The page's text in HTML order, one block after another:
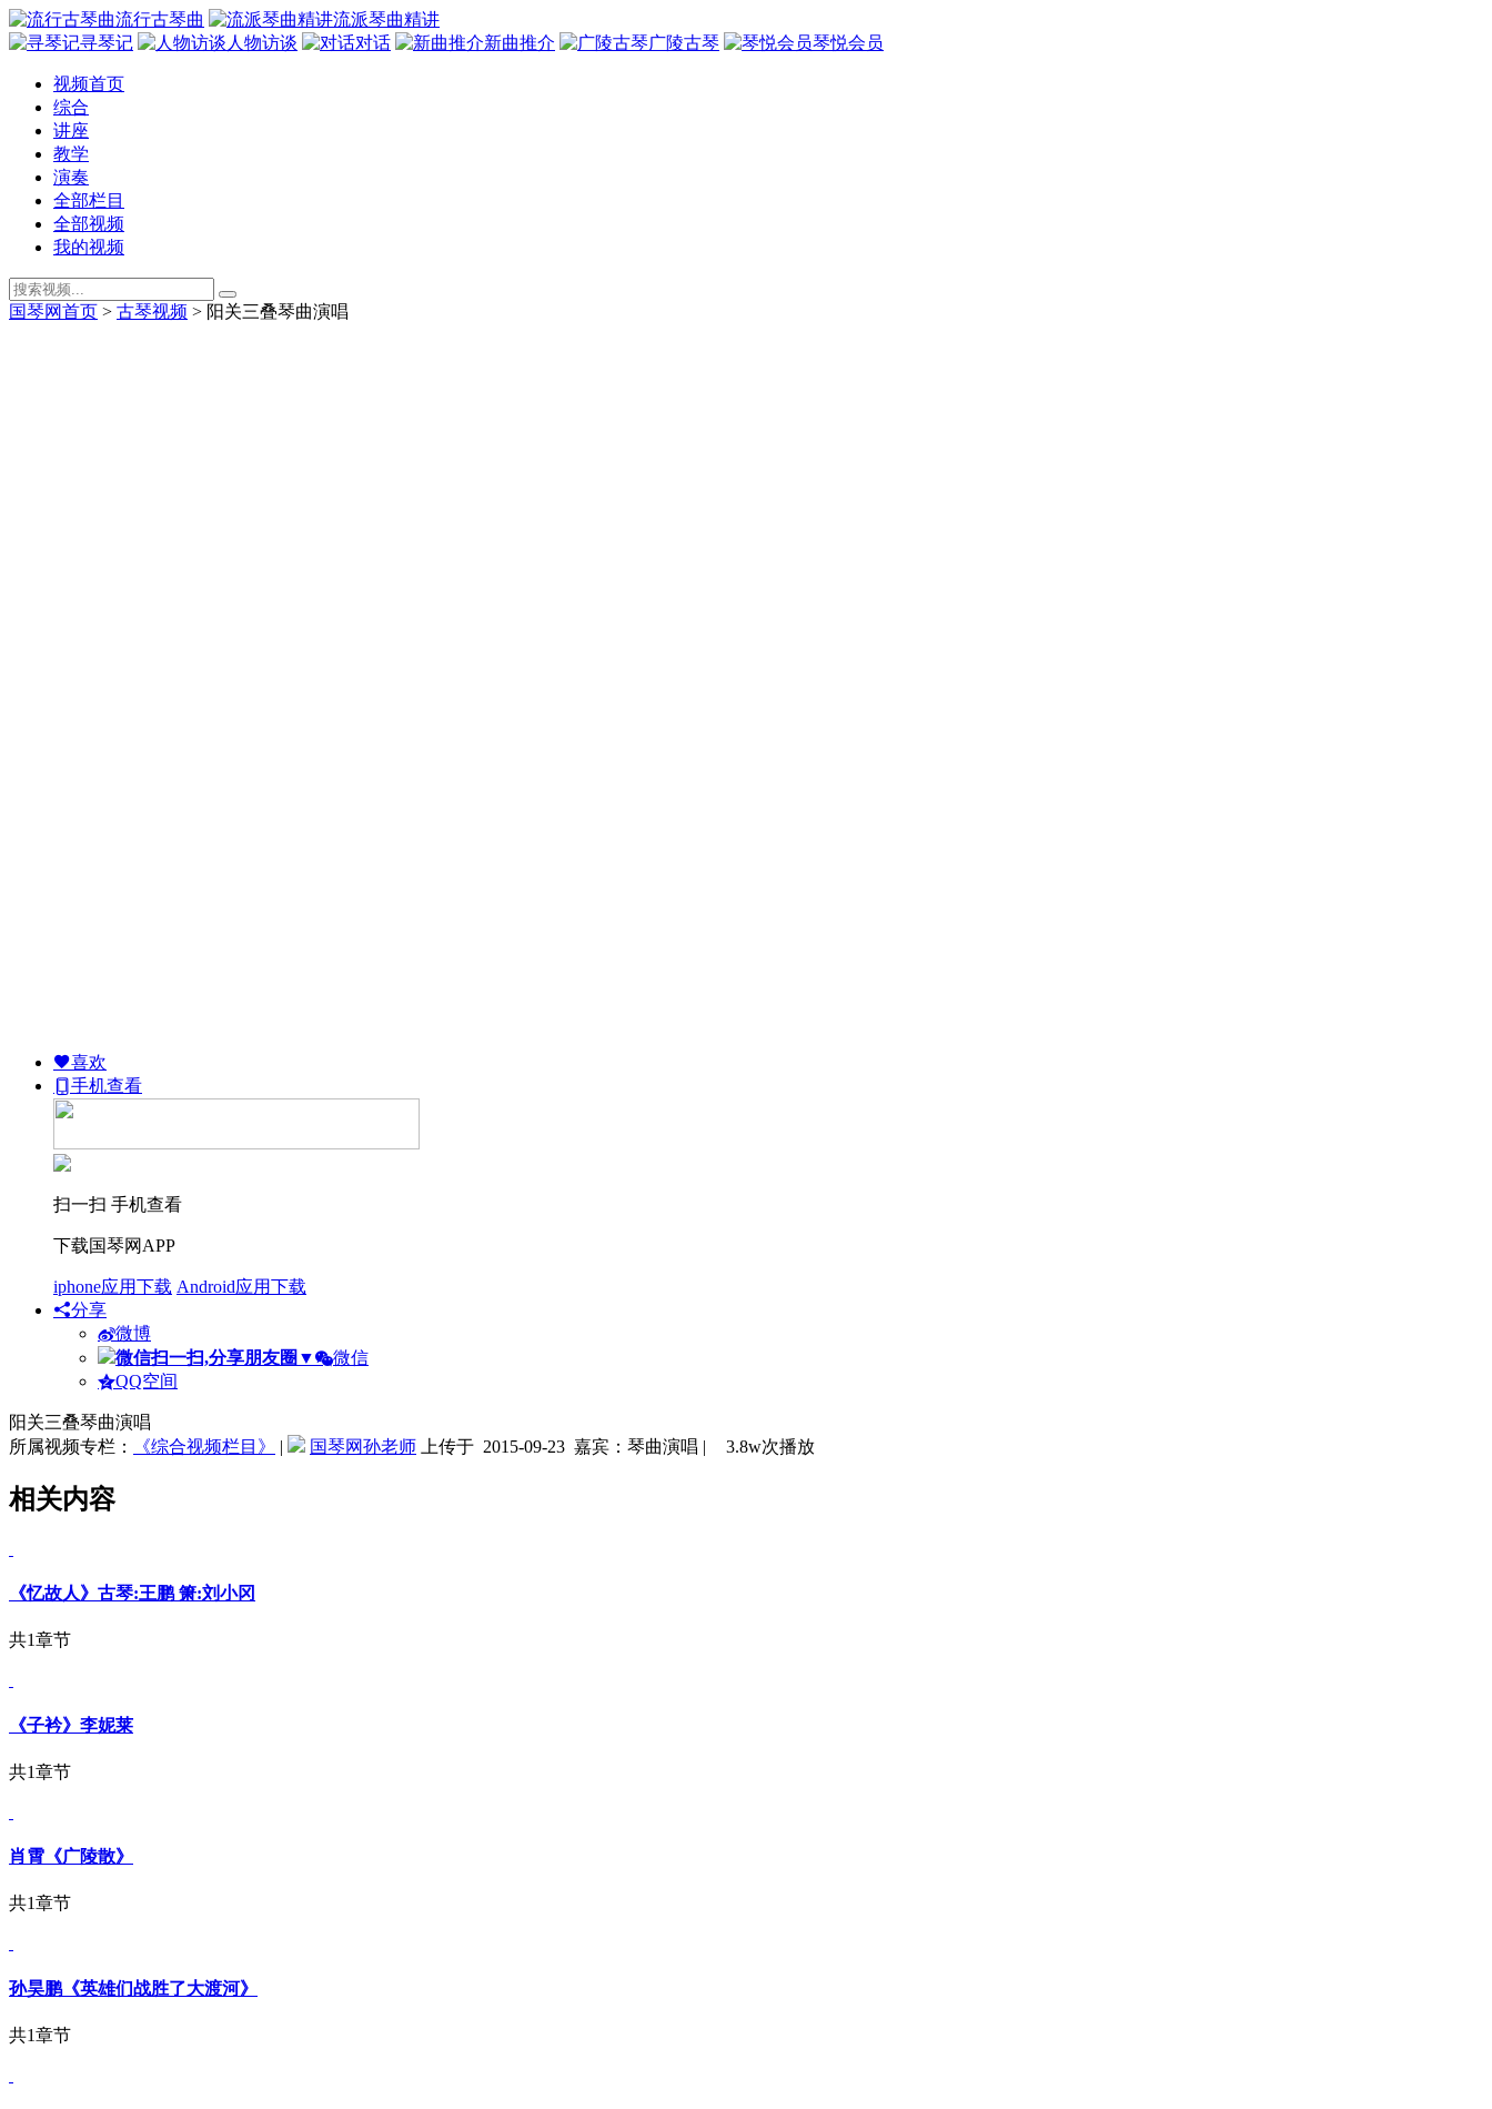
流行古琴曲
流派琴曲精讲
寻琴记
人物访谈 对话 新曲推介 广陵古琴 琴悦会员
视频首页
综合
讲座
教学
演奏
全部栏目
全部视频
我的视频
国琴网首页 > 古琴视频 > 阳关三叠琴曲演唱
喜欢
手机查看
扫一扫 手机查看
下载国琴网APP
iphone应用下载 Android应用下载
分享
微博
微信扫一扫,分享朋友圈 ▼
微信
QQ空间
阳关三叠琴曲演唱
所属视频专栏：
《综合视频栏目》 | 国琴网孙老师 上传于 2015-09-23 嘉宾：琴曲演唱 | 3.8w次播放
相关内容
《忆故人》古琴:王鹏 箫:刘小冈
共1章节
《子衿》李妮莱
共1章节
肖霄《广陵散》
共1章节
孙昊鹏《英雄们战胜了大渡河》
共1章节